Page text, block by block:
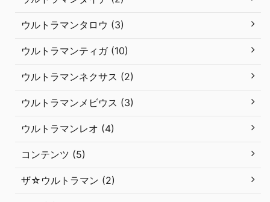
ウルトラマンタロウ (3)
ウルトラマンティガ (10)
ウルトラマンネクサス (2)
ウルトラマンメビウス (3)
ウルトラマンレオ (4)
コンテンツ (5)
ザ☆ウルトラマン (2)